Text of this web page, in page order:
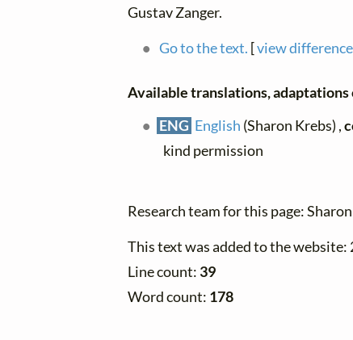
Gustav Zanger.
Go to the text. [view
Available translations,
ENG English (Sharon Krebs) ,
kind permission
Research team for this page:
This text was added to the website:
Line count: 39
Word count: 178